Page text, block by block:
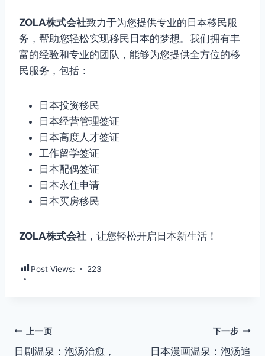
ZOLA株式会社致力于为您提供专业的日本移民服
务，帮助您轻松实现移民日本的梦想。我们拥有丰
富的经验和专业的团队，能够为您提供全方位的移
民服务，包括：
日本投资移民
日本经营管理签证
日本高度人才签证
工作留学签证
日本配偶签证
日本永住申请
日本买房移民
ZOLA株式会社 ，让您轻松开启日本新生活！
Post Views: 223
文上一页
日剧温泉：泡汤治愈，
下一步
日本漫画温泉：泡汤追